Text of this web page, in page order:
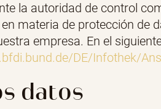
la autoridad de control
materia de protección de
empresa. En el
DE/Infothek/
datos